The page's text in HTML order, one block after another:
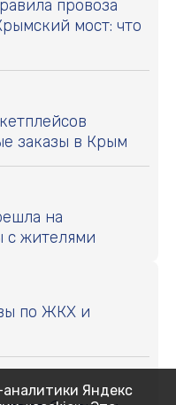
провоза
мост: что
заказы в Крым
на
с жителями
по ЖКХ и
Яндекс